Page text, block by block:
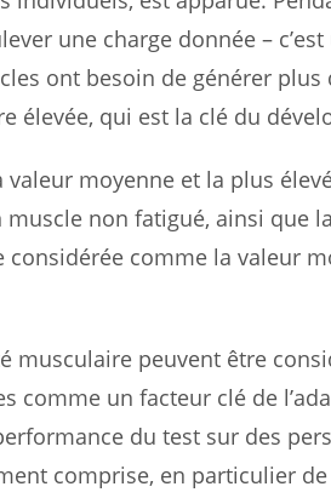
une charge donnée –
ont besoin de générer
élevée, qui est la clé du
valeur moyenne et la plus
muscle non fatigué, ainsi que
comme la valeur
musculaire peuvent être
comme un facteur clé de
du test sur des
comprise, en particulier